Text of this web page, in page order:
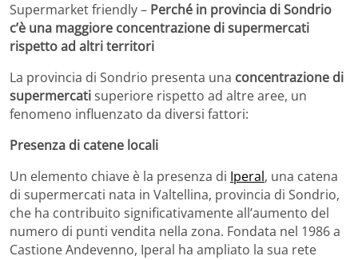
Supermarket friendly – Perché in provincia di Sondrio
c’è una maggiore concentrazione di supermercati
rispetto ad altri territori
La provincia di Sondrio presenta una concentrazione di
supermercatisuperiore rispetto ad altre aree, un
fenomeno influenzato da diversi fattori:
Presenza di catene locali
Un elemento chiave è la presenza di Iperal, una catena
di supermercati nata in Valtellina, provincia di Sondrio,
che ha contribuito significativamente all’aumento del
numero di punti vendita nella zona. Fondata nel 1986 a
Castione Andevenno, Iperal ha ampliato la sua rete